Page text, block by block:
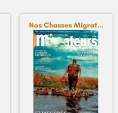
Nos Chasses Migrat...